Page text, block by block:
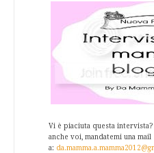
Vi è piaciuta questa
anche voi, mandatemi una mail
a: